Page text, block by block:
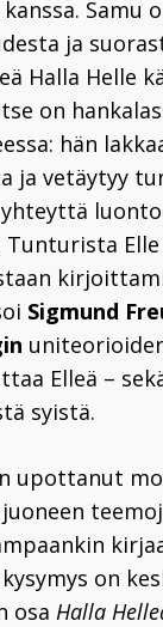
kanssa. Samu
ja
Halla Helle
on
hän
ja vetäytyy
Tunturista
Sigmund
Elleä –
syistä.
upottanut
on
osa Halla